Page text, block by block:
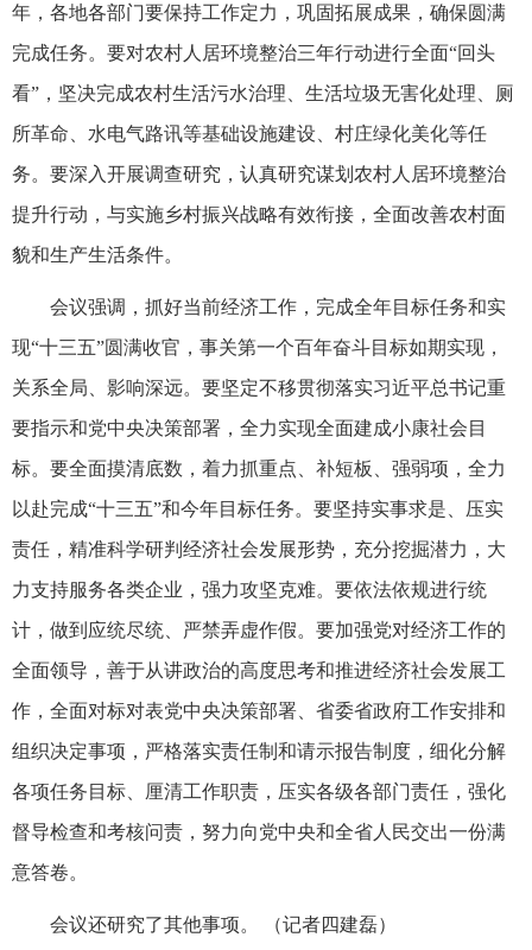
年，各地各部门要保持工作定力，巩固拓展成果，确保圆满
完成任务。要对农村人居环境整治三年行动进行全面“回头
看”，坚决完成农村生活污水治理、生活垃圾无害化处理、厕
所革命、水电气路讯等基础设施建设、村庄绿化美化等任
务。要深入开展调查研究，认真研究谋划农村人居环境整治
提升行动，与实施乡村振兴战略有效衔接，全面改善农村面
貌和生产生活条件。
会议强调，抓好当前经济工作，完成全年目标任务和实
现“十三五”圆满收官，事关第一个百年奋斗目标如期实现，
关系全局、影响深远。要坚定不移贯彻落实习近平总书记重
要指示和党中央决策部署，全力实现全面建成小康社会目
标。要全面摸清底数，着力抓重点、补短板、强弱项，全力
以赴完成“十三五”和今年目标任务。要坚持实事求是、压实
责任，精准科学研判经济社会发展形势，充分挖掘潜力，大
力支持服务各类企业，强力攻坚克难。要依法依规进行统
计，做到应统尽统、严禁弄虚作假。要加强党对经济工作的
全面领导，善于从讲政治的高度思考和推进经济社会发展工
作，全面对标对表党中央决策部署、省委省政府工作安排和
组织决定事项，严格落实责任制和请示报告制度，细化分解
各项任务目标、厘清工作职责，压实各级各部门责任，强化
督导检查和考核问责，努力向党中央和全省人民交出一份满
意答卷。
会议还研究了其他事项。 （记者四建磊）